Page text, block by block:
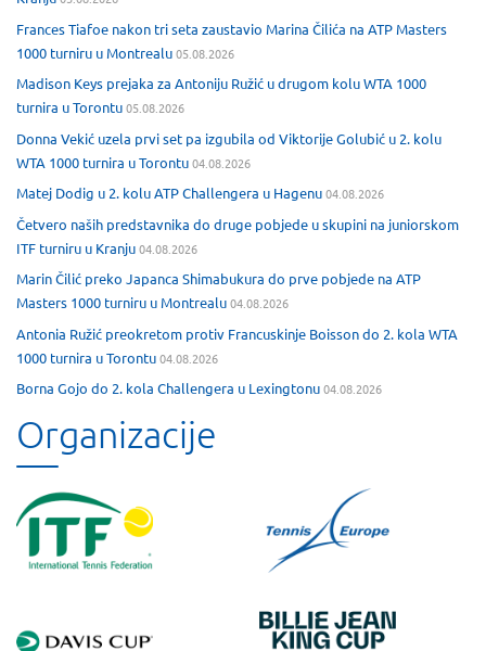
Frances Tiafoe nakon tri seta zaustavio Marina Čilića na ATP Masters
1000 turniru u Montrealu05.08.2026
Madison Keys prejaka za Antoniju Ružić u drugom kolu WTA 1000
turnira u Torontu05.08.2026
Donna Vekić uzela prvi set pa izgubila od Viktorije Golubić u 2. kolu
WTA 1000 turnira u Torontu04.08.2026
Matej Dodig u 2. kolu ATP Challengera u Hagenu04.08.2026
Četvero naših predstavnika do druge pobjede u skupini na juniorskom
ITF turniru u Kranju04.08.2026
Marin Čilić preko Japanca Shimabukura do prve pobjede na ATP
Masters 1000 turniru u Montrealu04.08.2026
Antonia Ružić preokretom protiv Francuskinje Boisson do 2. kola WTA
1000 turnira u Torontu04.08.2026
Borna Gojo do 2. kola Challengera u Lexingtonu04.08.2026
Organizacije